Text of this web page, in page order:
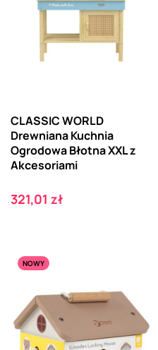
CLASSIC WORLD
Drewniana Kuchnia
Ogrodowa Błotna XXL z
Akcesoriami
Cena
321,01 zł
NOWY